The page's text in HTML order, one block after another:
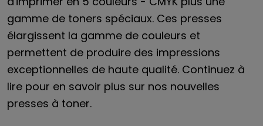
gamme de toners spéciaux. Ces presses
élargissent la gamme de couleurs et
permettent de produire des impressions
exceptionnelles de haute qualité. Continuez à
lire pour en savoir plus sur nos nouvelles
presses à toner.